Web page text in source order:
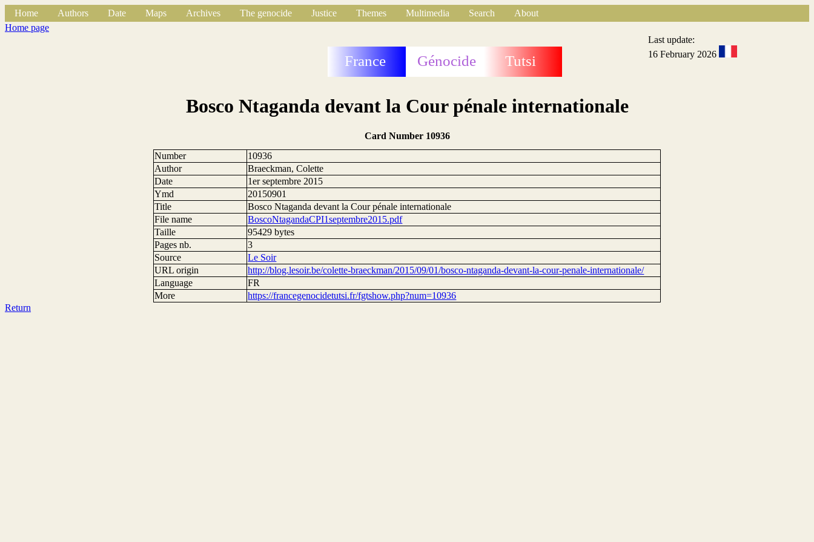
Home Authors Date Maps Archives The genocide Justice Themes Multimedia Search
About
Home page
France Génocide Tutsi
Last update:
16 February 2026
Bosco Ntaganda devant la Cour pénale internationale
Card Number 10936
Number
10936
Author
Braeckman, Colette
Date
1er septembre 2015
Ymd
20150901
Title
Bosco Ntaganda devant la Cour pénale internationale
File name
BoscoNtagandaCPI1septembre2015.pdf
Taille
95429 bytes
Pages nb.
3
Source
Le Soir
URL origin
http://blog.lesoir.be/colette-braeckman/2015/09/01/bosco-ntaganda-devant-la-cour-penale-internationale/
Language
FR
More
https://francegenocidetutsi.fr/fgtshow.php?num=10936
Return